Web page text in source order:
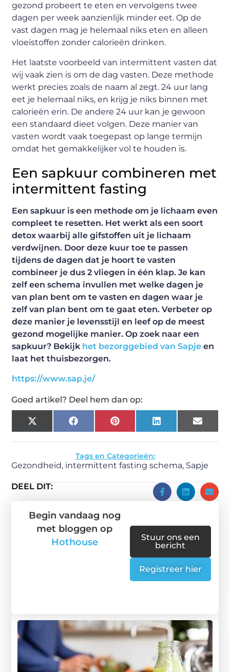
gezond probeert te eten en vervolgens twee
dagen per week aanzienlijk minder eet. Op de
vast dagen mag je helemaal niks eten en alleen
vloeistoffen zonder calorieën drinken.
Het laatste voorbeeld van intermittent vasten dat
wij vaak zien is om de dag vasten. Deze methode
werkt precies zoals de naam al zegt. 24 uur lang
eet je helemaal niks, en krijg je niks binnen met
calorieën erin. De andere 24 uur kan je gewoon
een standaard dieet volgen. Deze manier van
vasten wordt vaak toegepast op lange termijn
omdat het gemakkelijker vol te houden is.
Een sapkuur combineren met
intermittent fasting
Een sapkuur is een methode om je lichaam even
compleet te resetten. Het werkt als een soort
detox waarbij alle gifstoffen uit je lichaam
verdwijnen. Door deze kuur toe te passen
tijdens de dagen dat je hoort te vasten
combineer je dus 2 vliegen in één klap. Je kan
zelf een schema invullen met welke dagen je
van plan bent om te vasten en dagen waar je
zelf van plan bent om te gaat eten. Verbeter op
deze manier je levensstijl en leef op de meest
gezond mogelijke manier. Op zoek naar een
sapkuur? Bekijk het bezorggebied van Sapje en
laat het thuisbezorgen.
https://www.sap.je/
Goed artikel? Deel hem dan op:
X
(Twitter)
FacebookPinterestLinkedIn Email
Tags en Categorieën:
Gezondheid, intermittent fasting schema, Sapje
DEEL DIT:
Begin vandaag nog
met bloggen op
Hothouse
Stuur ons een
bericht
Registreer hier